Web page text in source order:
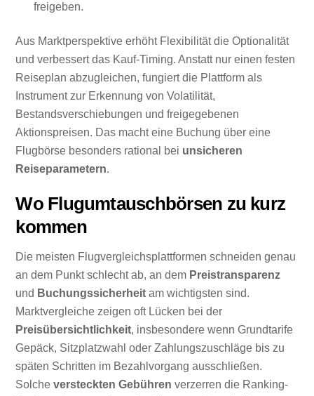
freigeben.
Aus Marktperspektive erhöht Flexibilität die Optionalität
und verbessert das Kauf-Timing. Anstatt nur einen festen
Reiseplan abzugleichen, fungiert die Plattform als
Instrument zur Erkennung von Volatilität,
Bestandsverschiebungen und freigegebenen
Aktionspreisen. Das macht eine Buchung über eine
Flugbörse besonders rational bei unsicheren
Reiseparametern.
Wo Flugumtauschbörsen zu kurz
kommen
Die meisten Flugvergleichsplattformen schneiden genau
an dem Punkt schlecht ab, an dem Preistransparenz
und Buchungssicherheit am wichtigsten sind.
Marktvergleiche zeigen oft Lücken bei der
Preisübersichtlichkeit, insbesondere wenn Grundtarife
Gepäck, Sitzplatzwahl oder Zahlungszuschläge bis zu
späten Schritten im Bezahlvorgang ausschließen.
Solcheversteckten Gebühren verzerren die Ranking-